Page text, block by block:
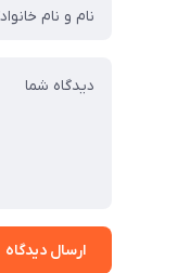
ارسال دیدگاه